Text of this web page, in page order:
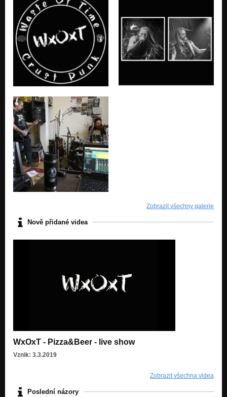
Junx Not Dead
Junx Not Dead
Insane
Junx Not Dead
Fuck Off
Junx Not Dead
Nothing To Gain
Junx Not Dead
Bitter Taste
REhearsal Demo 2017
Fuck Off
REhearsal Demo 2017
Loosing Generation
REhearsal Demo 2017
REhearsal Demo 2017
Zobrazit všechny galerie
Nově přidané videa
WxOxT - Pizza&Beer - live show
Vznik: 3.3.2019
Zobrazit všechna videa
Poslední názory